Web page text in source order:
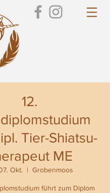
12.
Tier-Shiatsu-
ME
Okt.
  |
Grobenmoos
führt zum Diplom